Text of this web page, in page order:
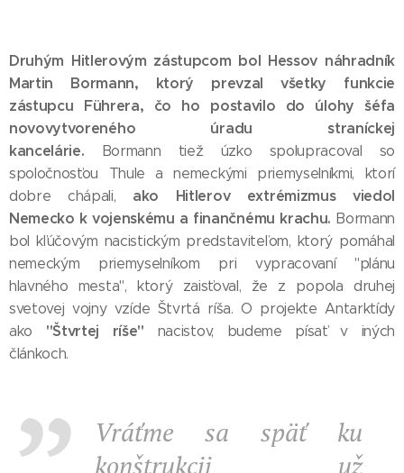
Druhým Hitlerovým zástupcom bol Hessov náhradník
Martin Bormann, ktorý prevzal všetky funkcie
zástupcu Führera, čo ho postavilo do úlohy šéfa
novovytvoreného úradu straníckej
kancelárie. Bormann tiež úzko spolupracoval so
spoločnosťou Thule a nemeckými priemyselníkmi, ktorí
dobre chápali, ako Hitlerov extrémizmus viedol
Nemecko k vojenskému a finančnému krachu. Bormann
bol kľúčovým nacistickým predstaviteľom, ktorý pomáhal
nemeckým priemyselníkom pri vypracovaní "plánu
hlavného mesta", ktorý zaisťoval, že z popola druhej
svetovej vojny vzíde Štvrtá ríša. O projekte Antarktídy
ako "Štvrtej ríše" nacistov, budeme písať v iných
článkoch.
Vráťme sa späť ku
konštrukcii už